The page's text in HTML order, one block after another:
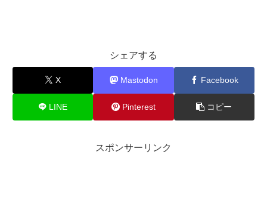
シェアする
X Mastodon Facebook
LINE Pinterest コピー
スポンサーリンク